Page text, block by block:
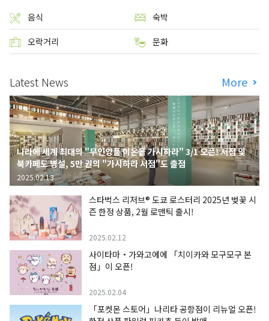
음식 숙박
오락거리 문화
Latest News More
나라에 세계 최대의 "무인양품 이온몰 가시하라" 3/1 오픈! 서점 및
북카페도 병설, 5만 권의 "가시하라 서점"도 출점
2025.02.13
스타벅스 리저브® 도쿄 로스터리 2025년 벚꽃 시
즌 한정 상품, 2월 로맨틱 출시!
2025.02.12
사이타마・가와고에에 「치이카와 모구모구 본
점」이 오픈!
2025.02.04
「포켓몬 스토어」나리타 공항점이 리뉴얼 오픈!